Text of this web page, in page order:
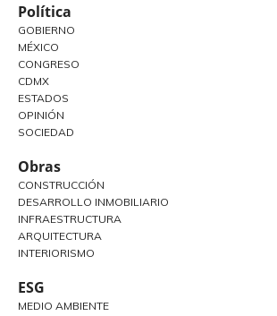
Política
GOBIERNO
MÉXICO
CONGRESO
CDMX
ESTADOS
OPINIÓN
SOCIEDAD
Obras
CONSTRUCCIÓN
DESARROLLO INMOBILIARIO
INFRAESTRUCTURA
ARQUITECTURA
INTERIORISMO
ESG
MEDIO AMBIENTE